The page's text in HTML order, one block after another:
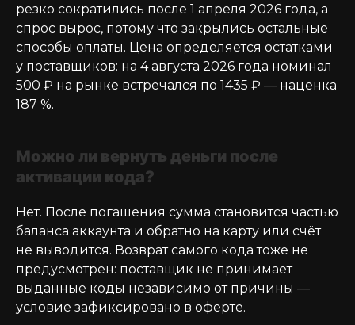
резко сократились после 1 апреля 2026 года, а
спрос вырос, потому что закрылись остальные
способы оплаты. Цена определяется остатками
у поставщиков: на 4 августа 2026 года номинал
500 ₽ на рынке встречался по 1435 ₽ — наценка
187 %.
Можно ли вернуть деньги после
активации кода?
Нет. После погашения сумма становится частью
баланса аккаунта и обратно на карту или счёт
не выводится. Возврат самого кода тоже не
предусмотрен: поставщик не принимает
выданные коды независимо от причины —
условие зафиксировано в оферте.